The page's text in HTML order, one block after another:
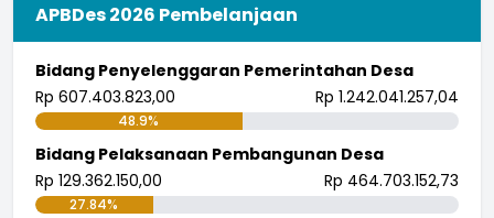
APBDes 2026 Pembelanjaan
Bidang Penyelenggaran Pemerintahan Desa
Rp 607.403.823,00
Rp 1.242.041.257,04
48.9%
Bidang Pelaksanaan Pembangunan Desa
Rp 129.362.150,00
Rp 464.703.152,73
27.84%